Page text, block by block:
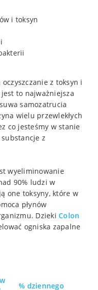
i toksyn
oczyszczanie z toksyn i
to najważniejsza
samozatrucia
wielu przewlekłych
co jesteśmy w stanie
z
wyeliminowanie
90% ludzi w
one toksyny, które w
płynów
Dzieki Colon
ogniska zapalne
% dziennego